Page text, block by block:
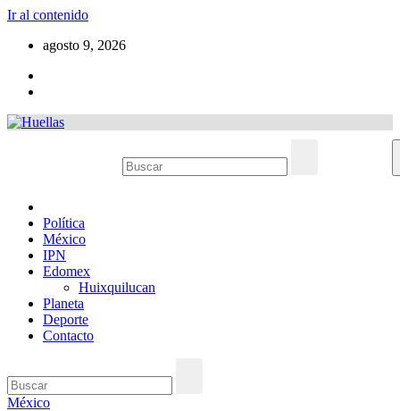
Ir al contenido
agosto 9, 2026
Política
México
IPN
Edomex
Huixquilucan
Planeta
Deporte
Contacto
México